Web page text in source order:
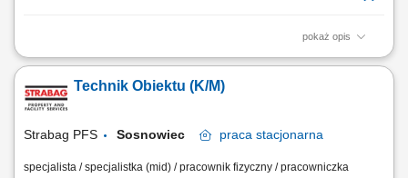
pokaż opis
Opis stanowiska Utrzymanie sprawności instalacji budynkowych:
przeglądy oraz konserwacja urządzeń technicznych. Usuwanie awarii i
bieżące reagowanie na zgłoszenia serwisowe. Współpraca z
Technik Obiektu (K/M)
Strabag PFS Sosnowiec praca stacjonarna
specjalista / specjalistka (mid) / pracownik fizyczny / pracowniczka